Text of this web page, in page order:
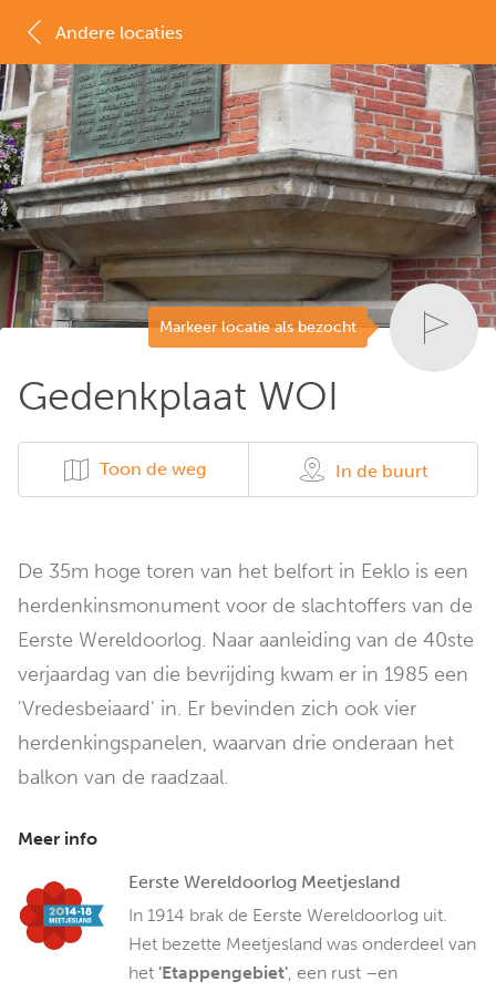
Markeer locatie als bezocht
Gedenkplaat WOI
Toon de weg In de buurt
De 35m hoge toren van het belfort in Eeklo is een
herdenkinsmonument voor de slachtoffers van de
Eerste Wereldoorlog. Naar aanleiding van de 40ste
verjaardag van die bevrijding kwam er in 1985 een
'Vredesbeiaard' in. Er bevinden zich ook vier
herdenkingspanelen, waarvan drie onderaan het
balkon van de raadzaal.
Meer info
Eerste Wereldoorlog Meetjesland
In 1914 brak de Eerste Wereldoorlog uit.
Het bezette Meetjesland was onderdeel van
het 'Etappengebiet', een rust –en
Andere locaties
MAP LIJST